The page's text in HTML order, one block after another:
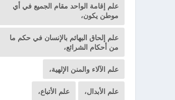
علم إقامة الواحد مقام الجميع في أي
موطن يكون،
علم إلحاق البهائم بالإنسان في حكم ما
من أحكام الشرائع،
علم الآلاء والمنن الإلهية،
علم الأبدال، علم الأتباع،